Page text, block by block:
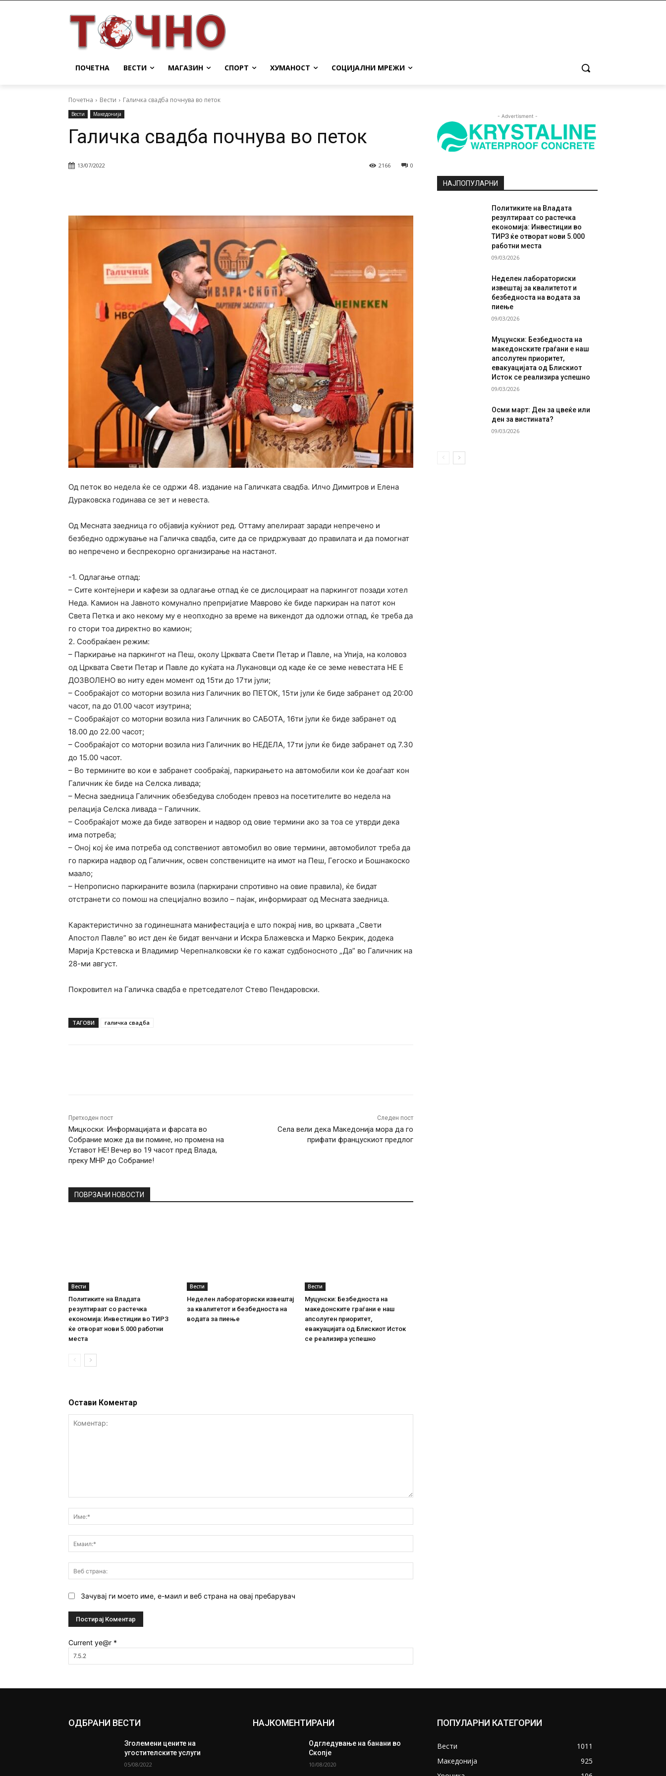
ПОЧЕТНА ВЕСТИ МАГАЗИН СПОРТ ХУМАНОСТ СОЦИЈАЛНИ МРЕЖИ
Почетна Вести Галичка свадба почнува во петок
Вести Македонија
Галичка свадба почнува во петок
13/07/2022 0
2166
Од петок во недела ќе се одржи 48. издание на Галичката свадба. Илчо Димитров и Елена
Дураковска годинава се зет и невеста.
Од Месната заедница го објавија куќниот ред. Оттаму апелираат заради непречено и
безбедно одржување на Галичка свадба, сите да се придржуваат до правилата и да помогнат
во непречено и беспрекорно организирање на настанот.
-1. Одлагање отпад:
– Сите контејнери и кафези за одлагање отпад ќе се дислоцираат на паркингот позади хотел
Неда. Камион на Јавното комунално препријатие Маврово ќе биде паркиран на патот кон
Света Петка и ако некому му е неопходно за време на викендот да одложи отпад, ќе треба да
го стори тоа директно во камион;
2. Сообраќаен режим:
– Паркирање на паркингот на Пеш, околу Црквата Свети Петар и Павле, на Упија, на коловоз
од Црквата Свети Петар и Павле до куќата на Лукановци од каде ќе се земе невестата НЕ Е
ДОЗВОЛЕНО во ниту еден момент од 15ти до 17ти јули;
– Сообраќајот со моторни возила низ Галичник во ПЕТОК, 15ти јули ќе биде забранет од 20:00
часот, па до 01.00 часот изутрина;
– Сообраќајот со моторни возила низ Галичник во САБОТА, 16ти јули ќе биде забранет од
18.00 до 22.00 часот;
– Сообраќајот со моторни возила низ Галичник во НЕДЕЛА, 17ти јули ќе биде забранет од 7.30
до 15.00 часот.
– Во термините во кои е забранет сообраќај, паркирањето на автомобили кои ќе доаѓаат кон
Галичник ќе биде на Селска ливада;
– Месна заедница Галичник обезбедува слободен превоз на посетителите во недела на
релација Селска ливада – Галичник.
– Сообраќајот може да биде затворен и надвор од овие термини ако за тоа се утврди дека
има потреба;
– Оној кој ќе има потреба од сопствениот автомобил во овие термини, автомобилот треба да
го паркира надвор од Галичник, освен сопствениците на имот на Пеш, Гегоско и Бошнакоско
маало;
– Непрописно паркираните возила (паркирани спротивно на овие правила), ќе бидат
отстранети со помош на специјално возило – пајак, информираат од Месната заедница.
Карактеристично за годинешната манифестација е што покрај нив, во црквата „Свети
Апостол Павле” во ист ден ќе бидат венчани и Искра Блажевска и Марко Бекрик, додека
Марија Крстевска и Владимир Черепналковски ќе го кажат судбоносното „Да” во Галичник на
28-ми август.
Покровител на Галичка свадба е претседателот Стево Пендаровски.
ТАГОВИ галичка свадба
Претходен пост
Мицкоски: Информацијата и фарсата во
Собрание може да ви помине, но промена на
Уставот НЕ! Вечер во 19 часот пред Влада,
преку МНР до Собрание!
Следен пост
Села вели дека Македонија мора да го
прифати францускиот предлог
ПОВРЗАНИ НОВОСТИ
Вести
Политиките на Владата
резултираат со растечка
економија: Инвестиции во ТИРЗ
ќе отворат нови 5.000 работни
места
Вести
Неделен лабораториски извештај
за квалитетот и безбедноста на
водата за пиење
Вести
Муцунски: Безбедноста на
македонските граѓани е наш
апсолутен приоритет,
евакуацијата од Блискиот Исток
се реализира успешно
Остави Коментар
страна:
Зачувај ги моето име, е-маил и веб страна на овај пребарувач
Current ye@r *
- Advertisment -
НАЈПОПУЛАРНИ
Политиките на Владата
резултираат со растечка
економија: Инвестиции во
ТИРЗ ќе отворат нови 5.000
работни места
09/03/2026
Неделен лабораториски
извештај за квалитетот и
безбедноста на водата за
пиење
09/03/2026
Муцунски: Безбедноста на
македонските граѓани е наш
апсолутен приоритет,
евакуацијата од Блискиот
Исток се реализира успешно
09/03/2026
Осми март: Ден за цвеќе или
ден за вистината?
09/03/2026
ОДБРАНИ ВЕСТИ
Зголемени цените на
угостителските услуги
05/08/2022
НАЈКОМЕНТИРАНИ
Одгледување на банани во
Скопје
10/08/2020
ПОПУЛАРНИ КАТЕГОРИИ
Вести
1011
Македонија
925